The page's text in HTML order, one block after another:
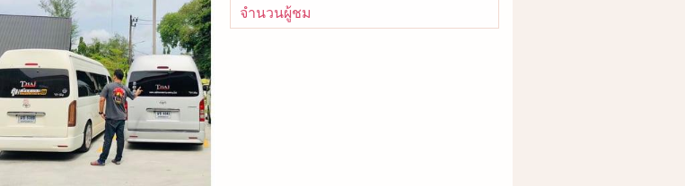
จำนวนผู้ชม